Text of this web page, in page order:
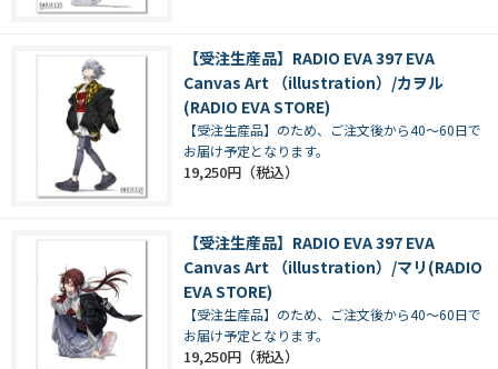
【受注生産品】RADIO EVA 397 EVA
Canvas Art （illustration）/カヲル
(RADIO EVA STORE)
【受注生産品】のため、ご注文後から40～60日で
お届け予定となります。
19,250円
【受注生産品】RADIO EVA 397 EVA
Canvas Art （illustration）/マリ(RADIO
EVA STORE)
【受注生産品】のため、ご注文後から40～60日で
お届け予定となります。
19,250円